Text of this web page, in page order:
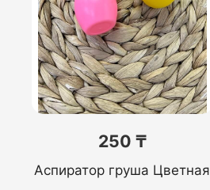
250 ₸
Аспиратор груша Цветная